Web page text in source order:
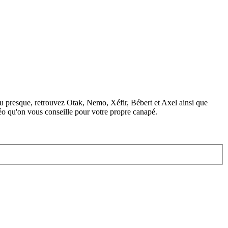
presque, retrouvez Otak, Nemo, Xéfir, Bébert et Axel ainsi que
qu'on vous conseille pour votre propre canapé.